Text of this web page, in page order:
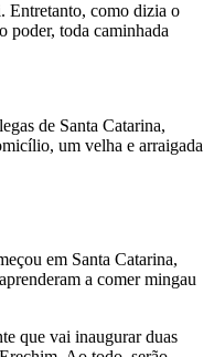
Entretanto, como dizia o
poder, toda caminhada
de Santa Catarina,
um velha e arraigada
em Santa Catarina,
a comer mingau
que vai inaugurar duas